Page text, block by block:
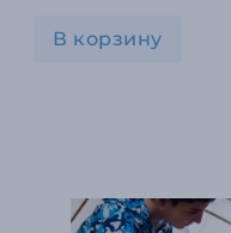
В корзину